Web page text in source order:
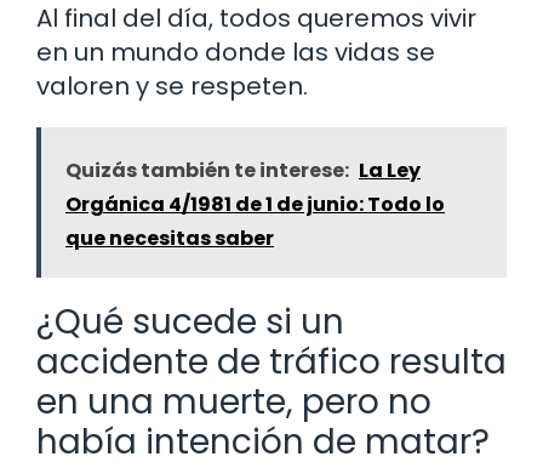
Al final del día, todos queremos vivir
en un mundo donde las vidas se
valoren y se respeten.
Quizás también te interese: La Ley
Orgánica 4/1981 de 1 de junio: Todo lo
que necesitas saber
¿Qué sucede si un
accidente de tráfico resulta
en una muerte, pero no
había intención de matar?